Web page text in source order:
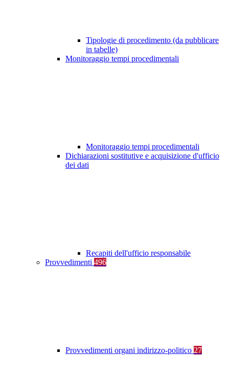
Tipologie di procedimento (da pubblicare
in tabelle)
Monitoraggio tempi procedimentali
Monitoraggio tempi procedimentali
Dichiarazioni sostitutive e acquisizione d'ufficio
dei dati
Recapiti dell'ufficio responsabile
Provvedimenti 496
Provvedimenti organi indirizzo-politico 27